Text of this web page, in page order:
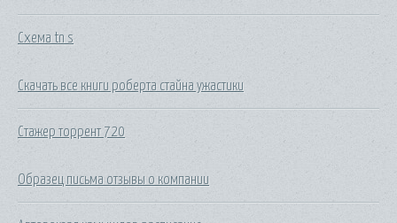
Схема tn s
Скачать все книги роберта стайна ужастики
Стажер торрент 720
Образец письма отзывы о компании